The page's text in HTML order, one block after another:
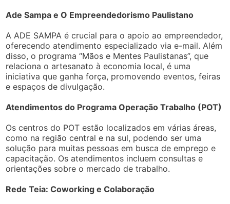
Ade Sampa e O Empreendedorismo Paulistano
A ADE SAMPA é crucial para o apoio ao empreendedor,
oferecendo atendimento especializado via e-mail. Além
disso, o programa “Mãos e Mentes Paulistanas”, que
relaciona o artesanato à economia local, é uma
iniciativa que ganha força, promovendo eventos, feiras
e espaços de divulgação.
Atendimentos do Programa Operação Trabalho (POT)
Os centros do POT estão localizados em várias áreas,
como na região central e na sul, podendo ser uma
solução para muitas pessoas em busca de emprego e
capacitação. Os atendimentos incluem consultas e
orientações sobre o mercado de trabalho.
Rede Teia: Coworking e Colaboração